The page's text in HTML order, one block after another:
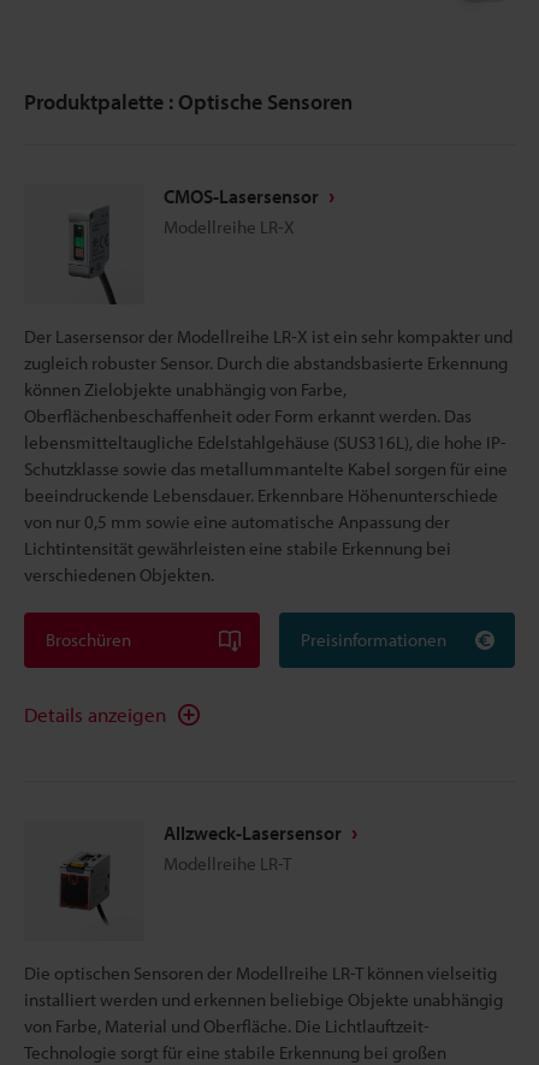
Produktpalette : Optische Sensoren
CMOS-Lasersensor
Modellreihe LR-X
Der Lasersensor der Modellreihe LR-X ist ein sehr kompakter und
zugleich robuster Sensor. Durch die abstandsbasierte Erkennung
können Zielobjekte unabhängig von Farbe,
Oberflächenbeschaffenheit oder Form erkannt werden. Das
lebensmitteltaugliche Edelstahlgehäuse (SUS316L), die hohe IP-
Schutzklasse sowie das metallummantelte Kabel sorgen für eine
beeindruckende Lebensdauer. Erkennbare Höhenunterschiede
von nur 0,5 mm sowie eine automatische Anpassung der
Lichtintensität gewährleisten eine stabile Erkennung bei
verschiedenen Objekten.
Broschüren Preisinformationen
Details anzeigen
Allzweck-Lasersensor
Modellreihe LR-T
Die optischen Sensoren der Modellreihe LR-T können vielseitig
installiert werden und erkennen beliebige Objekte unabhängig
von Farbe, Material und Oberfläche. Die Lichtlauftzeit-
Technologie sorgt für eine stabile Erkennung bei großen